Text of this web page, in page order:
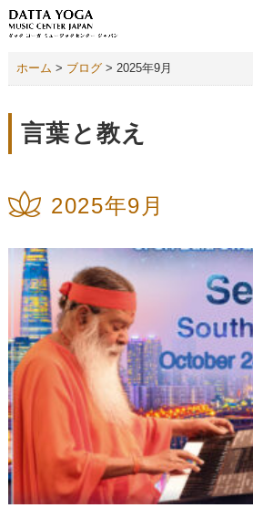
ホーム > ブログ> 2025年9月
言葉と教え
2025年9月